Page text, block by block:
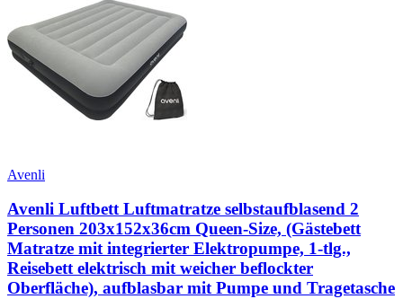
Avenli
Avenli Luftbett Luftmatratze selbstaufblasend 2
Personen 203x152x36cm Queen-Size, (Gästebett
Matratze mit integrierter Elektropumpe, 1-tlg.,
Reisebett elektrisch mit weicher beflockter
Oberfläche), aufblasbar mit Pumpe und Tragetasche